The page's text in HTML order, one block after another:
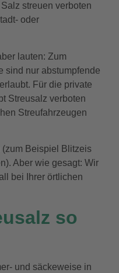
streuen verboten
oder
lauten: Zum
sind nur abstumpfende
Für die private
Streusalz verboten
Streufahrzeugen
(zum Beispiel Blitzeis
Aber wie gesagt: Wir
bei Ihrer örtlichen
so
und säckeweise in